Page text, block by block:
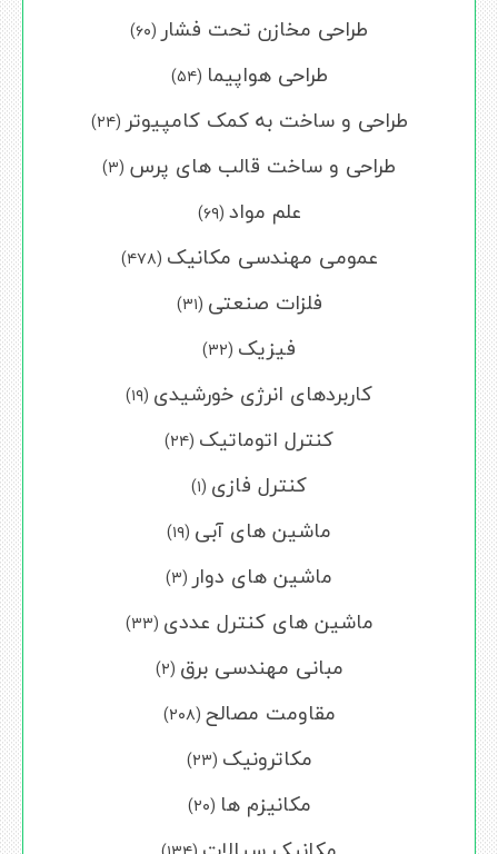
طراحی مخازن تحت فشار (۶۰)
طراحی هواپیما (۵۴)
طراحی و ساخت به کمک کامپیوتر (۲۴)
طراحی و ساخت قالب های پرس (۳)
علم مواد (۶۹)
عمومی مهندسی مکانیک (۴۷۸)
فلزات صنعتی (۳۱)
فیزیک (۳۲)
کاربردهای انرژی خورشیدی (۱۹)
کنترل اتوماتیک (۲۴)
کنترل فازی (۱)
ماشین های آبی (۱۹)
ماشین های دوار (۳)
ماشین های کنترل عددی (۳۳)
مبانی مهندسی برق (۲)
مقاومت مصالح (۲۰۸)
مکاترونیک (۲۳)
مکانیزم ها (۲۰)